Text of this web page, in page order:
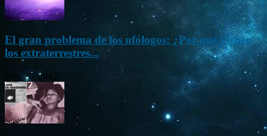
El gran problema de los ufólogos: ¿Por qué vienen
los extraterrestres...
Nov 26, 2012